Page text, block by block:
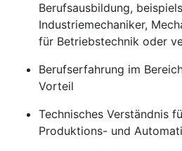
Berufsausbildung,
Industriemechaniker,
für Betriebstechnik oder
Berufserfahrung im
Vorteil
Technisches Verständnis
Produktions- und